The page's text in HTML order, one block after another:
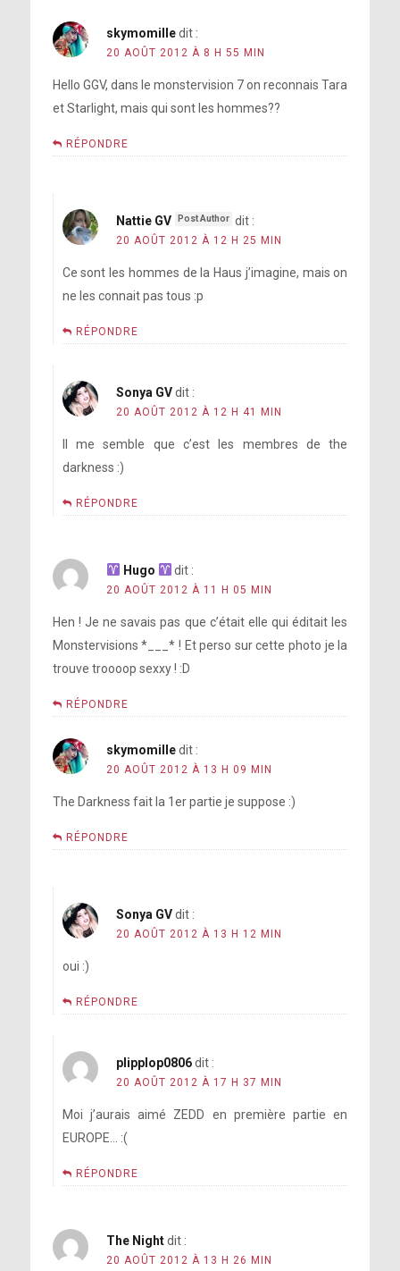
skymomille dit :
20 AOÛT 2012 À 8 H 55 MIN
Hello GGV, dans le monstervision 7 on reconnais Tara
et Starlight, mais qui sont les hommes??
RÉPONDRE
Nattie GV dit :
20 AOÛT 2012 À 12 H 25 MIN
Ce sont les hommes de la Haus j’imagine, mais on
ne les connait pas tous :p
RÉPONDRE
Sonya GV dit :
20 AOÛT 2012 À 12 H 41 MIN
Il me semble que c’est les membres de the
darkness :)
RÉPONDRE
Hugo dit :
20 AOÛT 2012 À 11 H 05 MIN
Hen ! Je ne savais pas que c’était elle qui éditait les
Monstervisions *___* ! Et perso sur cette photo je la
trouve troooop sexxy ! :D
RÉPONDRE
skymomille dit :
20 AOÛT 2012 À 13 H 09 MIN
The Darkness fait la 1er partie je suppose :)
RÉPONDRE
Sonya GV dit :
20 AOÛT 2012 À 13 H 12 MIN
oui :)
RÉPONDRE
plipplop0806 dit :
20 AOÛT 2012 À 17 H 37 MIN
Moi j’aurais aimé ZEDD en première partie en
EUROPE… :(
RÉPONDRE
The Night dit :
20 AOÛT 2012 À 13 H 26 MIN